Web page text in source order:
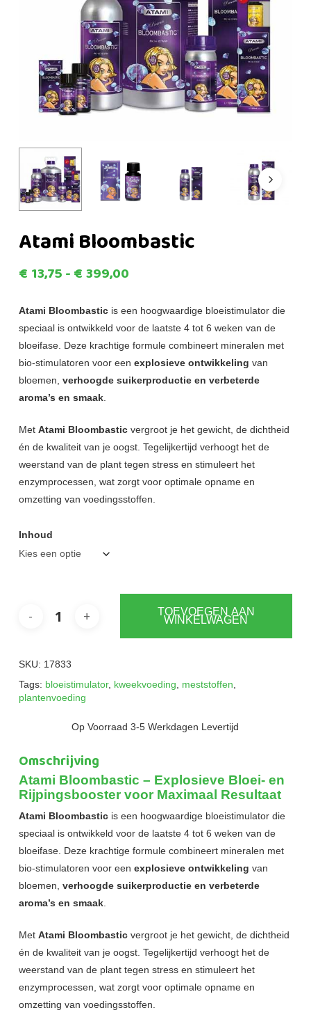
Atami Bloombastic
€ 13,75-€399,00Prijsklasse:
tot
€399,00
Atami Bloombasticis een hoogwaardige bloeistimulator die
speciaal is ontwikkeld voor de laatste 4 tot 6 weken van de
bloeifase. Deze krachtige formule combineert mineralen met
bio-stimulatoren voor een explosieve ontwikkeling van
bloemen, verhoogde suikerproductie en verbeterde
aroma’s en smaak.
Met Atami Bloombasticvergroot je het gewicht, de dichtheid
én de kwaliteit van je oogst. Tegelijkertijd verhoogt het de
weerstand van de plant tegen stress en stimuleert het
enzymprocessen, wat zorgt voor optimale opname en
omzetting van voedingsstoffen.
Inhoud
TOEVOEGEN AAN
WINKELWAGEN
SKU: 17833
Tags: bloeistimulator, kweekvoeding, meststoffen,
plantenvoeding
Op Voorraad 3-5 Werkdagen Levertijd
Omschrijving
Atami Bloombastic – Explosieve Bloei- en
Rijpingsbooster voor Maximaal Resultaat
Atami Bloombasticis een hoogwaardige bloeistimulator die
speciaal is ontwikkeld voor de laatste 4 tot 6 weken van de
bloeifase. Deze krachtige formule combineert mineralen met
bio-stimulatoren voor een explosieve ontwikkeling van
bloemen, verhoogde suikerproductie en verbeterde
aroma’s en smaak.
Met Atami Bloombasticvergroot je het gewicht, de dichtheid
én de kwaliteit van je oogst. Tegelijkertijd verhoogt het de
weerstand van de plant tegen stress en stimuleert het
enzymprocessen, wat zorgt voor optimale opname en
omzetting van voedingsstoffen.